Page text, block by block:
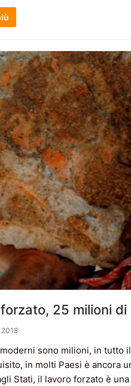
25 milioni
2018
sono milioni, in tutto
in molti Paesi è ancora
Stati, il lavoro forzato è